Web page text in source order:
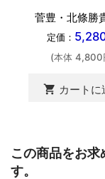
菅豊・北條
定価：
(本体 4,800
shopping_cart カートに
この商品をお
す。